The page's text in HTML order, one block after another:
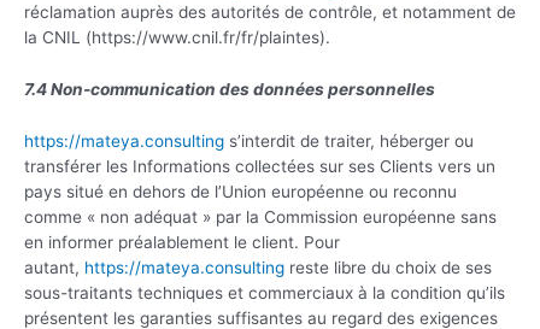
réclamation auprès des autorités de contrôle, et notamment de
la CNIL (https://www.cnil.fr/fr/plaintes).
7.4 Non-communication des données personnelles
https://mateya.consulting s’interdit de traiter, héberger ou
transférer les Informations collectées sur ses Clients vers un
pays situé en dehors de l’Union européenne ou reconnu
comme « non adéquat » par la Commission européenne sans
en informer préalablement le client. Pour
autant, https://mateya.consulting reste libre du choix de ses
sous-traitants techniques et commerciaux à la condition qu’ils
présentent les garanties suffisantes au regard des exigences